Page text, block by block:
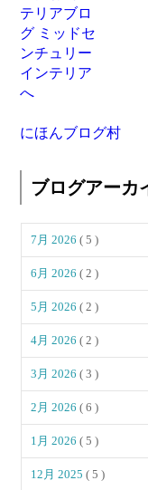
にほんブログ村
ブログアーカ
7月 2026( 5 )
6月 2026( 2 )
5月 2026( 2 )
4月 2026( 2 )
3月 2026( 3 )
2月 2026( 6 )
1月 2026( 5 )
12月 2025( 5 )